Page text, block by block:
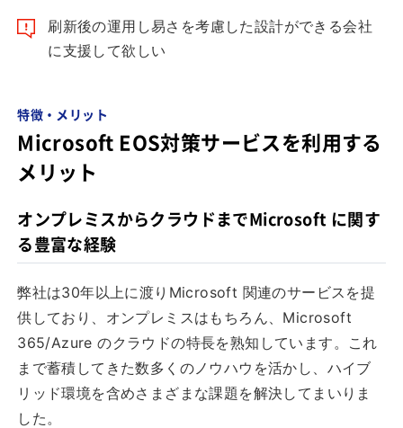
刷新後の運用し易さを考慮した設計ができる会社
に支援して欲しい
特徴・メリット
Microsoft EOS対策サービスを利用する
メリット
オンプレミスからクラウドまでMicrosoft に関す
る豊富な経験
弊社は30年以上に渡りMicrosoft 関連のサービスを提
供しており、オンプレミスはもちろん、Microsoft
365/Azure のクラウドの特長を熟知しています。これ
まで蓄積してきた数多くのノウハウを活かし、ハイブ
リッド環境を含めさまざまな課題を解決してまいりま
した。